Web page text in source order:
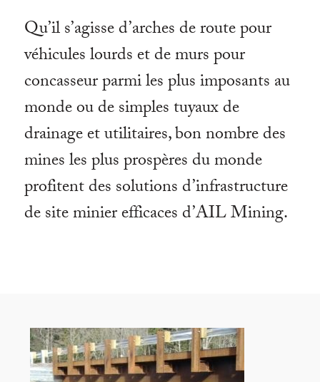
Qu’il s’agisse d’arches de route pour
véhicules lourds et de murs pour
concasseur parmi les plus imposants au
monde ou de simples tuyaux de
drainage et utilitaires, bon nombre des
mines les plus prospères du monde
profitent des solutions d’infrastructure
de site minier efficaces d’AIL Mining.